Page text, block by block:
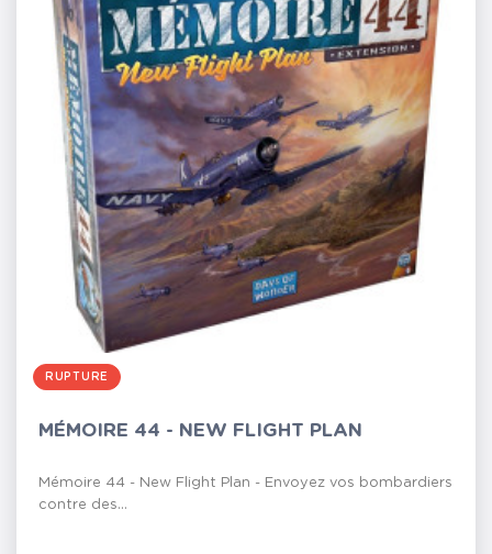
RUPTURE
MÉMOIRE 44 - NEW FLIGHT PLAN
Mémoire 44 - New Flight Plan - Envoyez vos bombardiers
contre des...